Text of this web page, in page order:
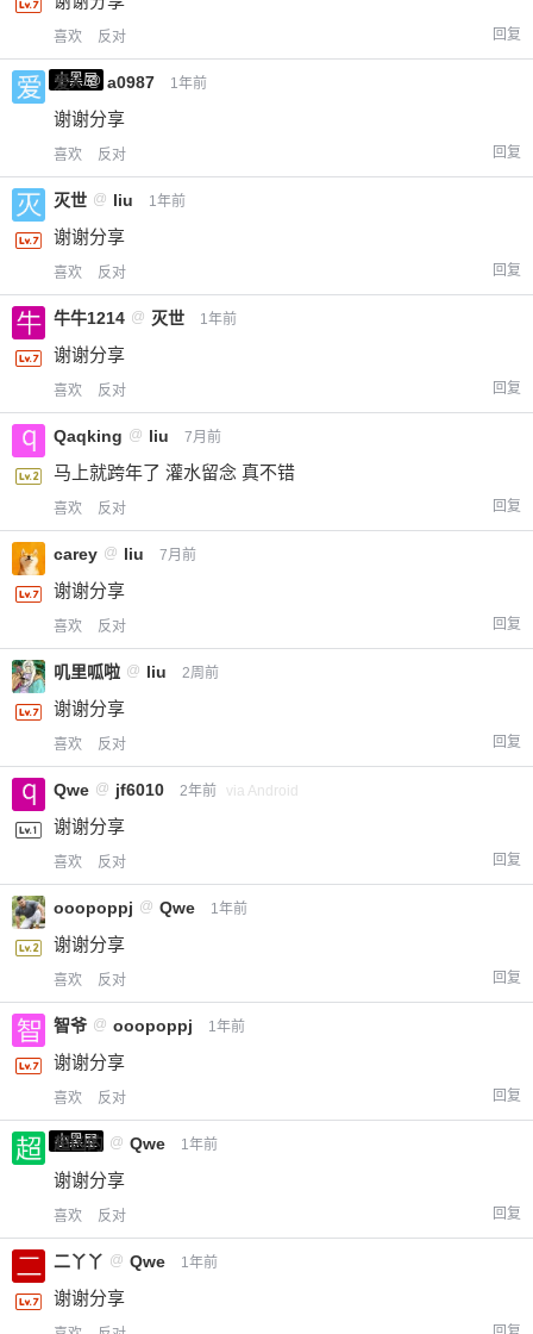
喜欢 反对 回复
小黑屋
爱X @ a0987 1年前
谢谢分享
喜欢 反对 回复
灭世 @ liu 1年前
谢谢分享
喜欢 反对 回复
牛牛1214 @ 灭世 1年前
谢谢分享
喜欢 反对 回复
Qaqking @ liu 7月前
马上就跨年了 灌水留念 真不错
喜欢 反对 回复
carey @ liu 7月前
谢谢分享
喜欢 反对 回复
叽里呱啦 @ liu 2周前
谢谢分享
喜欢 反对 回复
Qwe @ jf6010 2年前 via Android
谢谢分享
喜欢 反对 回复
ooopoppj @ Qwe 1年前
谢谢分享
喜欢 反对 回复
智爷 @ ooopoppj 1年前
谢谢分享
喜欢 反对 回复
小黑屋
超凶的 @ Qwe 1年前
谢谢分享
喜欢 反对 回复
二丫丫 @ Qwe 1年前
谢谢分享